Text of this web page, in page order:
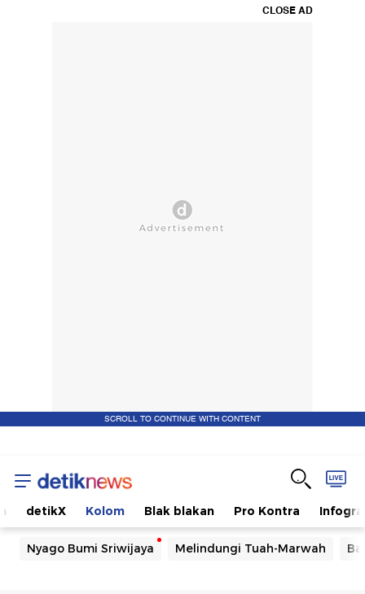
CLOSE AD
SCROLL TO CONTINUE WITH CONTENT
detikX Kolom Blak blakan Pro Kontra
Nyago Bumi Sriwijaya Melindungi Tuah-Marwah